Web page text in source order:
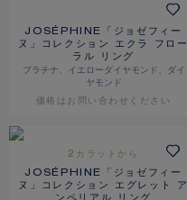
JOSÉPHINE「ジョゼフィー
ヌ」コレクション エクラ フロー
ラル リング
プラチナ、イエローダイヤモンド、ダイ
ヤモンド
価格は​お問い合わせください
2カラットから
JOSÉPHINE「ジョゼフィー
ヌ」コレクション エグレット ア